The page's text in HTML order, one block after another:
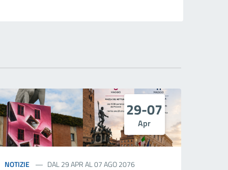
29-07
Apr
NOTIZIE DAL 29 APR AL 07 AGO 2076